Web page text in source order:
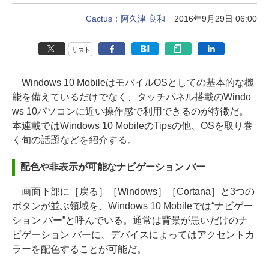
Cactus：阿久津 良和 2016年9月29日 06:00
リスト
Windows 10 MobileはモバイルOSとしての基本的な機
能を備えているだけでなく、タッチパネル搭載のWindo
ws 10パソコンに近い操作感で利用できるのが特徴だ。
本連載ではWindows 10 MobileのTipsの他、OSを取り巻
く旬の話題などを紹介する。
配色や非表示が可能なナビゲーション バー
画面下部に［戻る］［Windows］［Cortana］と3つの
ボタンが並ぶ領域を、Windows 10 Mobileでは“ナビゲー
ション バー”と呼んでいる。通常は背景が黒いだけのナ
ビゲーション バーに、デバイスによってはアクセントカ
ラーを配色することが可能だ。